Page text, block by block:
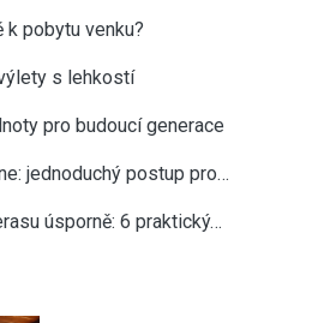
pobytu venku?
s lehkostí
pro budoucí generace
jednoduchý postup pro…
úsporně: 6 praktický…